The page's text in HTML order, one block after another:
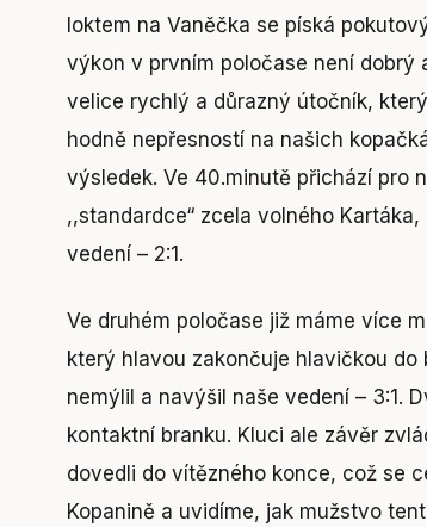
loktem na Vaněčka se píská
výkon v prvním poločase není dobrý
velice rychlý a důrazný útočník,
hodně nepřesností na našich
výsledek. Ve 40.minutě přichází pro
,,standardce“ zcela volného
vedení – 2:1.
Ve druhém poločase již máme více
který hlavou zakončuje hlavičkou
nemýlil a navýšil naše vedení – 3:1.
kontaktní branku. Kluci ale závěr
dovedli do vítězného konce, což se
Kopanině a uvidíme, jak mužstvo